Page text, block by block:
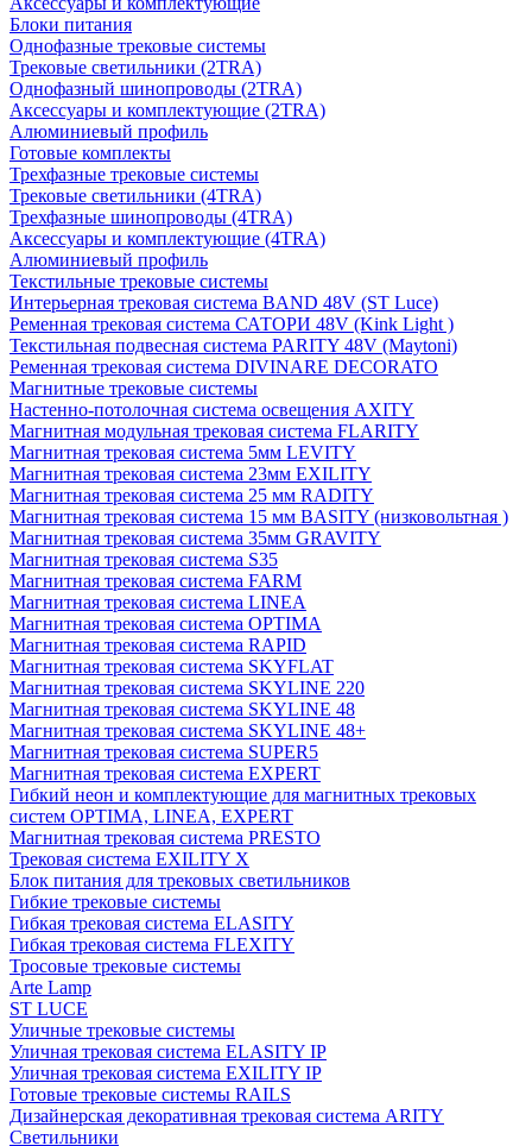
Блоки питания
Однофазные трековые системы
Трековые светильники (2TRA)
Однофазный шинопроводы (2TRA)
Аксессуары и комплектующие (2TRA)
Алюминиевый профиль
Готовые комплекты
Трехфазные трековые системы
Трековые светильники (4TRA)
Трехфазные шинопроводы (4TRA)
Аксессуары и комплектующие (4TRA)
Алюминиевый профиль
Текстильные трековые системы
Интерьерная трековая система BAND 48V (ST Luce)
Ременная трековая система САТОРИ 48V (Kink Light )
Текстильная подвесная система PARITY 48V (Maytoni)
Ременная трековая система DIVINARE DECORATO
Магнитные трековые системы
Настенно-потолочная система освещения AXITY
Магнитная модульная трековая система FLARITY
Магнитная трековая система 5мм LEVITY
Магнитная трековая система 23мм EXILITY
Магнитная трековая система 25 мм RADITY
Магнитная трековая система 15 мм BASITY (низковольтная )
Магнитная трековая система 35мм GRAVITY
Магнитная трековая система S35
Магнитная трековая система FARM
Магнитная трековая система LINEA
Магнитная трековая система OPTIMA
Магнитная трековая система RAPID
Магнитная трековая система SKYFLAT
Магнитная трековая система SKYLINE 220
Магнитная трековая система SKYLINE 48
Магнитная трековая система SKYLINE 48+
Магнитная трековая система SUPER5
Магнитная трековая система EXPERT
Гибкий неон и комплектующие для магнитных трековых
систем OPTIMA, LINEA, EXPERT
Магнитная трековая система PRESTO
Трековая система EXILITY X
Блок питания для трековых светильников
Гибкие трековые системы
Гибкая трековая система ELASITY
Гибкая трековая система FLEXITY
Тросовые трековые системы
Arte Lamp
ST LUCE
Уличные трековые системы
Уличная трековая система ELASITY IP
Уличная трековая система EXILITY IP
Готовые трековые системы RAILS
Дизайнерская декоративная трековая система ARITY
Светильники